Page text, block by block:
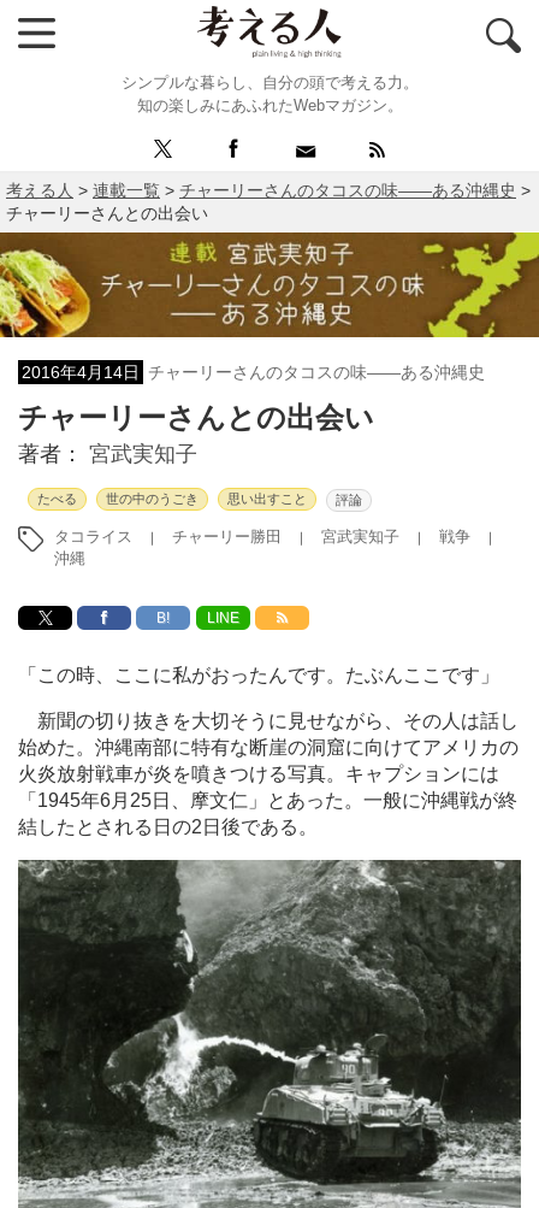
シンプルな暮らし、自分の頭で考える力。
知の楽しみにあふれたWebマガジン。
考える人 > 連載一覧 > チャーリーさんのタコスの味――ある沖縄史 >
チャーリーさんとの出会い
2016年4月14日 チャーリーさんのタコスの味――ある沖縄史
チャーリーさんとの出会い
著者： 宮武実知子
たべる 世の中のうごき 思い出すこと 評論
タコライス チャーリー勝田 宮武実知子
戦争
沖縄
B! LINE
「この時、ここに私がおったんです。たぶんここです」
新聞の切り抜きを大切そうに見せながら、その人は話し
始めた。沖縄南部に特有な断崖の洞窟に向けてアメリカの
火炎放射戦車が炎を噴きつける写真。キャプションには
「1945年6月25日、摩文仁」とあった。一般に沖縄戦が終
結したとされる日の2日後である。